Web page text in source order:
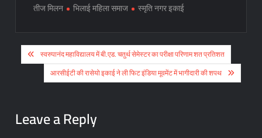
तीज मिलन
भिलाई महिला समाज स्मृति नगर इकाई
Post
navigation
स्वरुपानंद महाविद्यालय में बी.एड. चतुर्थ सेमेस्टर का परीक्षा परिणाम शत प्रतिशत
आरसीईटी की रासेयो इकाई ने ली फिट इंडिया मूवमेंट में भागीदारी की शपथ
Leave a Reply